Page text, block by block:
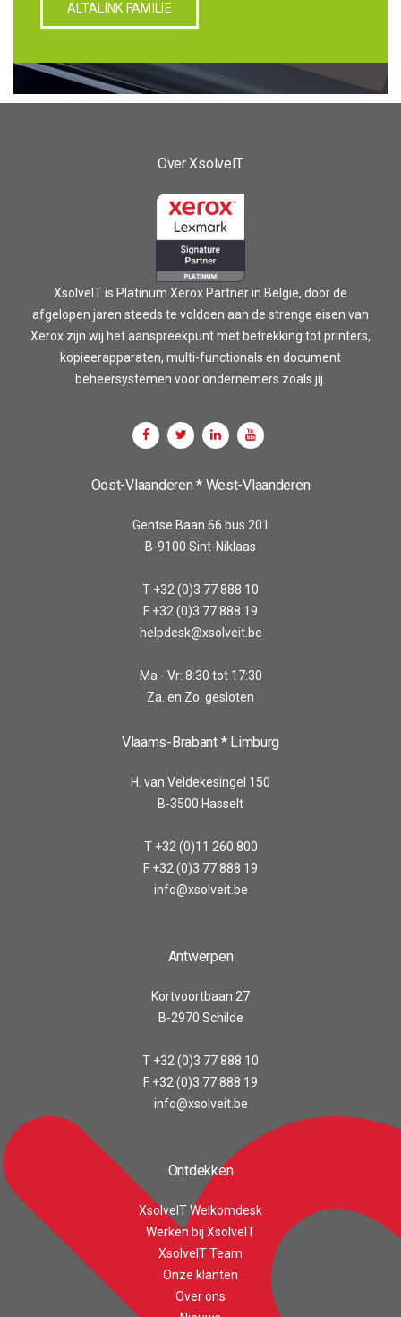
ALTALINK FAMILIE
Over XsolveIT
XsolveIT is Platinum Xerox Partner in België, door de
afgelopen jaren steeds te voldoen aan de strenge eisen van
Xerox zijn wij het aanspreekpunt met betrekking tot printers,
kopieerapparaten, multi-functionals en document
beheersystemen voor ondernemers zoals jij.
Oost-Vlaanderen * West-Vlaanderen
Gentse Baan 66 bus 201
B-9100 Sint-Niklaas
T +32 (0)3 77 888 10
F +32 (0)3 77 888 19
helpdesk@xsolveit.be
Ma - Vr: 8:30 tot 17:30
Za. en Zo. gesloten
Vlaams-Brabant * Limburg
H. van Veldekesingel 150
B-3500 Hasselt
T +32 (0)11 260 800
F +32 (0)3 77 888 19
info@xsolveit.be
Antwerpen
Kortvoortbaan 27
B-2970 Schilde
T +32 (0)3 77 888 10
F +32 (0)3 77 888 19
info@xsolveit.be
Ontdekken
XsolveIT Welkomdesk
Werken bij XsolveIT
XsolveIT Team
Onze klanten
Over ons
Customer reviews and experiences for
XsolveIT